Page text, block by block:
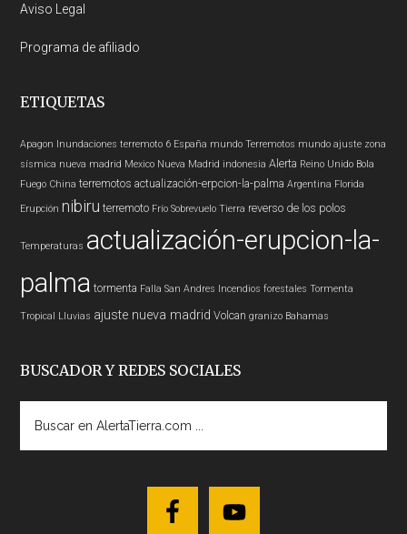
Aviso Legal
Programa de afiliado
ETIQUETAS
Apagon Inundaciones terremoto 6 España mundo Terremotos mundo ajuste zona
sísmica nueva madrid Mexico Nueva Madrid indonesia Alerta Reino Unido Bola
Fuego China terremotos actualización-erpcion-la-palma Argentina Florida
Erupción nibiru terremoto Frío Sobrevuelo Tierra reverso de los polos
Temperaturas actualización-erupcion-la-
palma tormenta Falla San Andres Incendios forestales Tormenta
Tropical Lluvias ajuste nueva madrid Volcan granizo Bahamas
BUSCADOR Y REDES SOCIALES
AlertaTierra.com